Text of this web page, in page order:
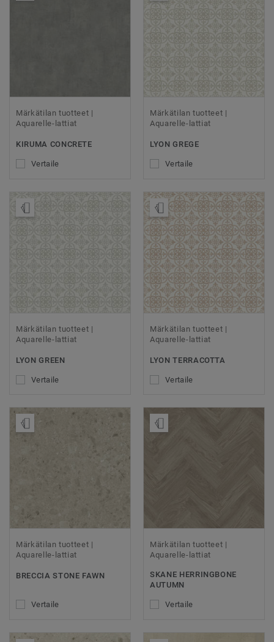
Märkätilan tuotteet |
Aquarelle-lattiat
KIRUMA CONCRETE
Vertaile
Märkätilan tuotteet |
Aquarelle-lattiat
LYON GREGE
Vertaile
Tilaa malli
Märkätilan tuotteet |
Aquarelle-lattiat
LYON GREEN
Vertaile
Tilaa malli
Märkätilan tuotteet |
Aquarelle-lattiat
LYON TERRACOTTA
Vertaile
Märkätilan tuotteet |
Aquarelle-lattiat
BRECCIA STONE FAWN
Vertaile
Märkätilan tuotteet |
Aquarelle-lattiat
SKANE HERRINGBONE
AUTUMN
Vertaile